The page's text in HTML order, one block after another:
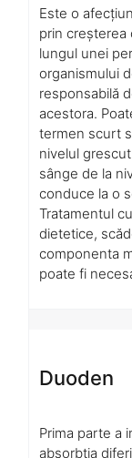
Este o
prin
lungul unei
organismului
responsabilă
acestora.
termen scurt
nivelul
sânge de la
conduce la o
Tratamentul
dietetice,
componenta
poate fi
Duoden
Prima parte a
absorbția